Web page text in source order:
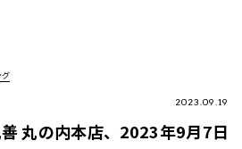
グ
2023.09.19
丸の内本店、2023年9月7日